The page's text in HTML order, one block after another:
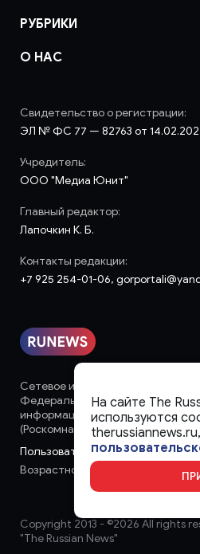
РУБРИКИ
О НАС
Сетевое издание «runews» (18+)
Федеральной службе по надзору
информационных технологий и
(Роскомнадзор)
Пользовательское соглашение
Возрастное ограничение:
Свидетельство о регистрации:
ЭЛ № ФС 77 — 82763 от
Учредитель:
ООО "Медиа Юнит"
Главный редактор:
Лапочкин К. Б.
Контакты редакции:
+7 925 254-01-06,
Copyright 2013 - ©2026 All rights
"The Russian News"
На сайте The
используются